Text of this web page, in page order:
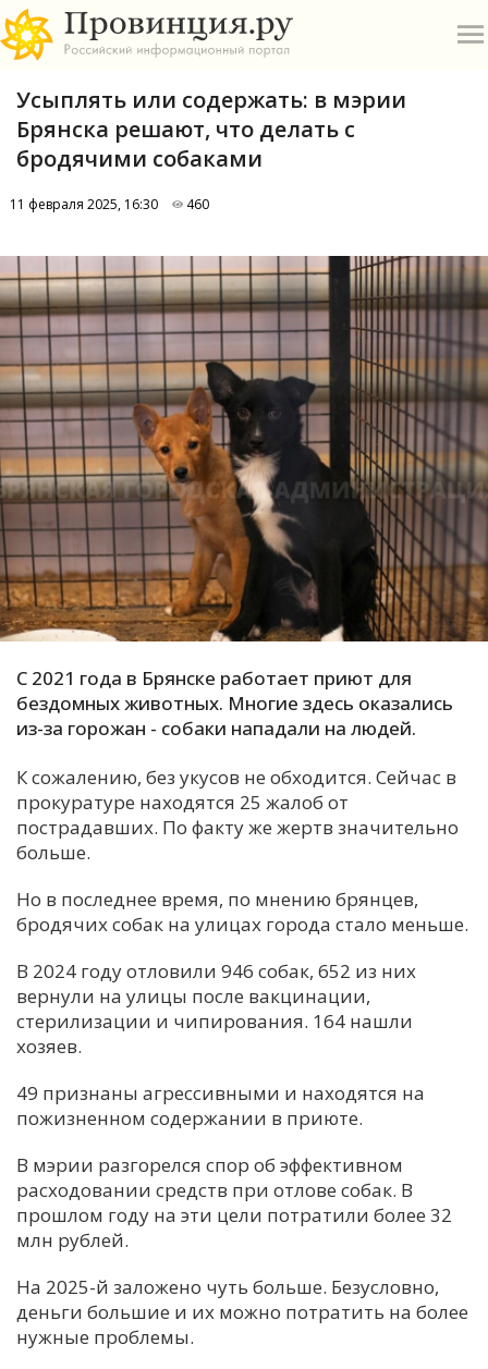
А
Б
В
Е
И
К
Н
П
Т
Х
Я
Усыплять или содержать: в мэрии
Брянска решают, что делать с
бродячими собаками
11 февраля 2025, 16:30 460
С 2021 года в Брянске работает приют для
бездомных животных. Многие здесь оказались
из-за горожан - собаки нападали на людей.
К сожалению, без укусов не обходится. Сейчас в
прокуратуре находятся 25 жалоб от
пострадавших. По факту же жертв значительно
больше.
Но в последнее время, по мнению брянцев,
бродячих собак на улицах города стало меньше.
В 2024 году отловили 946 собак, 652 из них
вернули на улицы после вакцинации,
стерилизации и чипирования. 164 нашли
хозяев.
49 признаны агрессивными и находятся на
пожизненном содержании в приюте.
В мэрии разгорелся спор об эффективном
расходовании средств при отлове собак. В
прошлом году на эти цели потратили более 32
млн рублей.
На 2025-й заложено чуть больше. Безусловно,
деньги большие и их можно потратить на более
нужные проблемы.